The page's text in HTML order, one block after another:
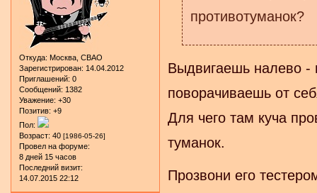
Откуда: Москва, СВАО
Зарегистрирован: 14.04.2012
Приглашений: 0
Сообщений: 1382
Уважение: +30
Позитив: +9
Пол:
Возраст: 40 [1986-05-26]
Провел на форуме:
8 дней 15 часов
Последний визит:
14.07.2015 22:12
противотуманок?
Выдвигаешь налево -
поворачиваешь от
Для чего там куча
туманок.
Прозвони его